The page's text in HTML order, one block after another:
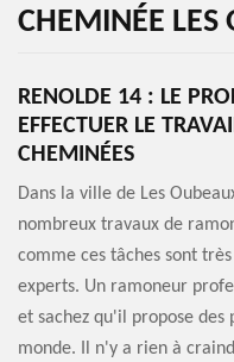
CHEMINÉE
RENOLDE 14 : LE
EFFECTUER LE
CHEMINÉES
Dans la ville de Les
nombreux travaux de
comme ces tâches sont
experts. Un ramoneur
et sachez qu'il propose
monde. Il n'y a rien à